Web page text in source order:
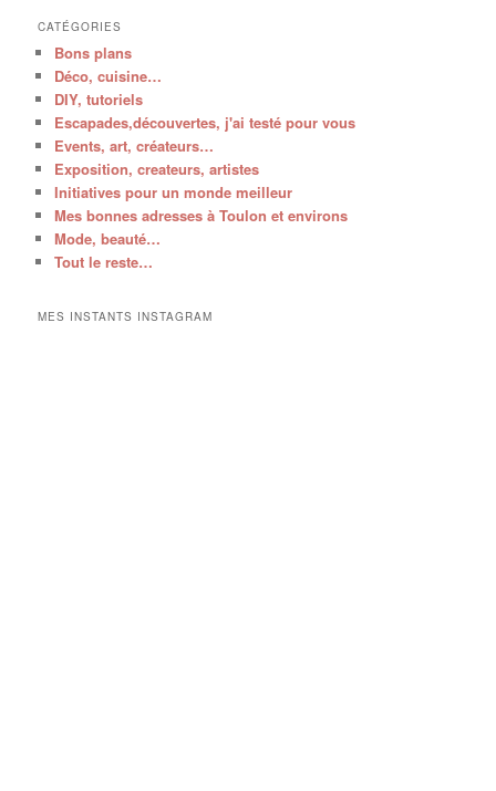
CATÉGORIES
Bons plans
Déco, cuisine…
DIY, tutoriels
Escapades,découvertes, j'ai testé pour vous
Events, art, créateurs…
Exposition, createurs, artistes
Initiatives pour un monde meilleur
Mes bonnes adresses à Toulon et environs
Mode, beauté…
Tout le reste…
MES INSTANTS INSTAGRAM